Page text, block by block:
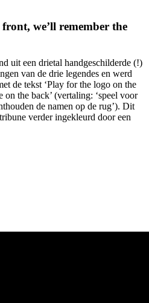
we’ll remember the
uit een drietal handgeschilderde (!)
van de drie legendes en werd
de tekst ‘Play for the logo on the
on the back’ (vertaling: ‘speel voor
de namen op de rug’). Dit
verder ingekleurd door een